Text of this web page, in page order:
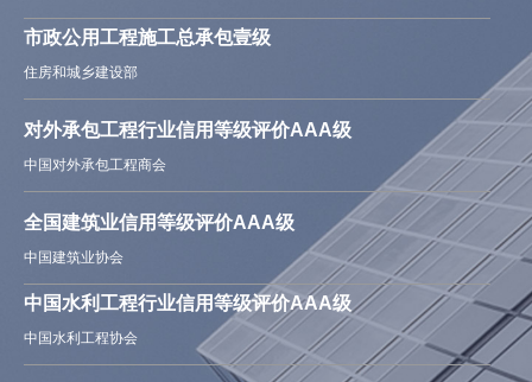
市政公用工程施工总承包壹级
住房和城乡建设部
对外承包工程行业信用等级评价AAA级
中国对外承包工程商会
全国建筑业信用等级评价AAA级
中国建筑业协会
中国水利工程行业信用等级评价AAA级
中国水利工程协会